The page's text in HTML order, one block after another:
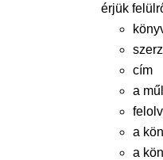
érjük
cím
a
a
a